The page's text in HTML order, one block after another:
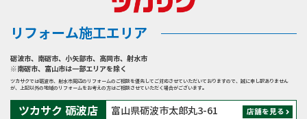
リフォーム施工エリア
砺波市、 南砺市、 小矢部市、 高岡市、 射水市
※南砺市、富山市は一部エリアを除く
ツカサクでは砺波市、射水市周辺のリフォームのご相談を優先してご対応させていただいておりますので、誠に申し訳ありません
が、上記以外の地域のリフォームをお考えの方はご相談させていただく場合がございます。
ツカサク 砺波店 富山県砺波市太郎丸3-61 店舗を見る